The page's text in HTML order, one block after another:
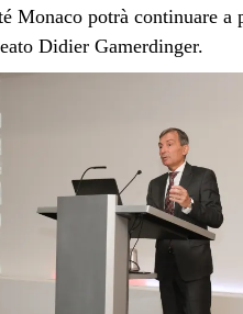
Monaco potrà continuare
Didier Gamerdinger.